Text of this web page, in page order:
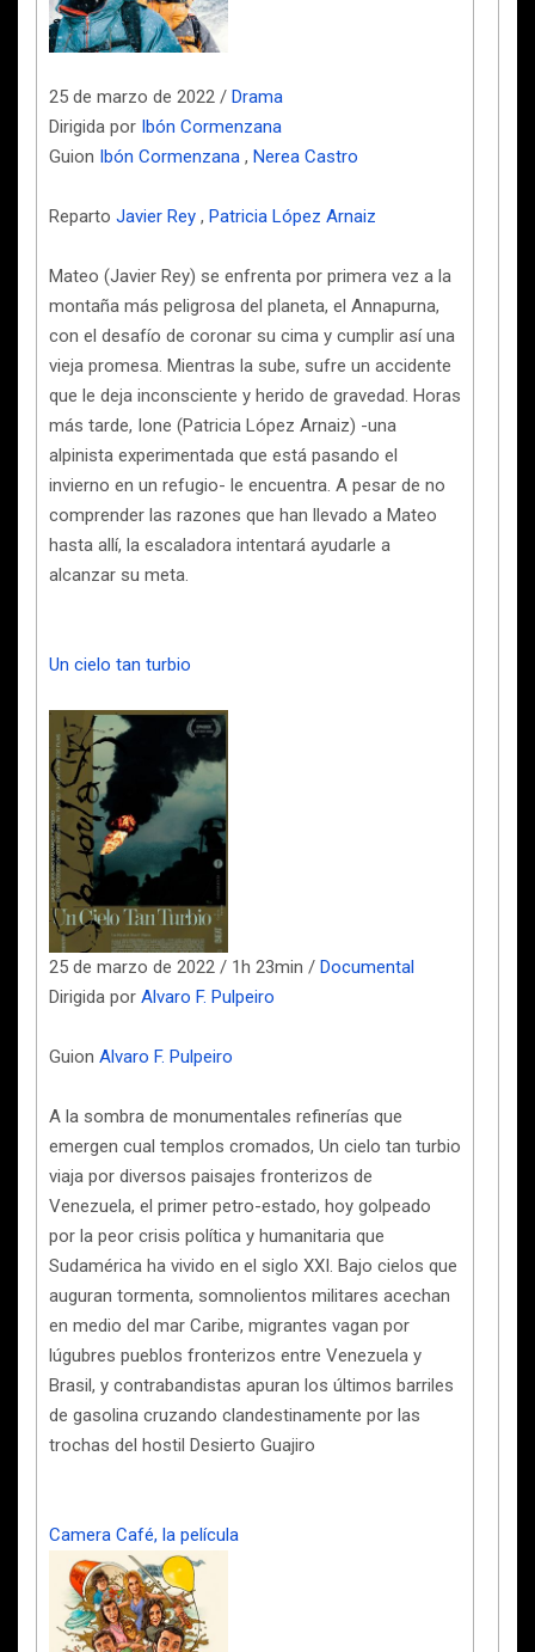
25 de marzo de 2022 / Drama
Dirigida por Ibón Cormenzana
Guion Ibón Cormenzana , Nerea Castro
Reparto Javier Rey , Patricia López Arnaiz
Mateo (Javier Rey) se enfrenta por primera vez a la
montaña más peligrosa del planeta, el Annapurna,
con el desafío de coronar su cima y cumplir así una
vieja promesa. Mientras la sube, sufre un accidente
que le deja inconsciente y herido de gravedad. Horas
más tarde, Ione (Patricia López Arnaiz) -una
alpinista experimentada que está pasando el
invierno en un refugio- le encuentra. A pesar de no
comprender las razones que han llevado a Mateo
hasta allí, la escaladora intentará ayudarle a
alcanzar su meta.
Un cielo tan turbio
25 de marzo de 2022 / 1h 23min / Documental
Dirigida por Alvaro F. Pulpeiro
Guion Alvaro F. Pulpeiro
A la sombra de monumentales refinerías que
emergen cual templos cromados, Un cielo tan turbio
viaja por diversos paisajes fronterizos de
Venezuela, el primer petro-estado, hoy golpeado
por la peor crisis política y humanitaria que
Sudamérica ha vivido en el siglo XXI. Bajo cielos que
auguran tormenta, somnolientos militares acechan
en medio del mar Caribe, migrantes vagan por
lúgubres pueblos fronterizos entre Venezuela y
Brasil, y contrabandistas apuran los últimos barriles
de gasolina cruzando clandestinamente por las
trochas del hostil Desierto Guajiro
Camera Café, la película